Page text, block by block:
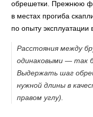
обрешетки. Прежнюю
в местах прогиба
по опыту эксплуатации
Расстояния между
одинаковыми — так
Выдержать шаг
нужной длины в
правом углу).